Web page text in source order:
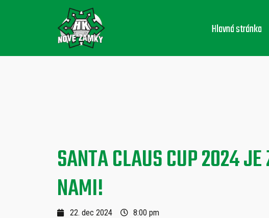
Hlavná stránka
SANTA CLAUS CUP 2024
NAMI!
22. dec 2024 8:00 pm